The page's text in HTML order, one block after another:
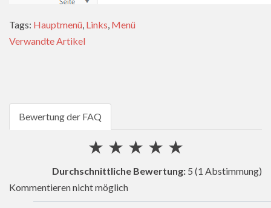
Tags: Hauptmenü, Links, Menü
Verwandte Artikel
Bewertung der FAQ
★
★
★
★
★
Durchschnittliche Bewertung: 5 (1 Abstimmung)
Kommentieren nicht möglich